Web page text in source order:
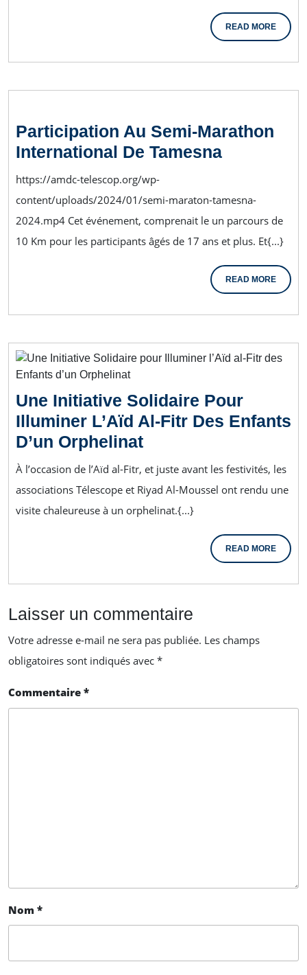
READ MORE
Participation Au Semi-Marathon
International De Tamesna
https://amdc-telescop.org/wp-
content/uploads/2024/01/semi-maraton-tamesna-
2024.mp4 Cet événement, comprenait le un parcours de
10 Km pour les participants âgés de 17 ans et plus. Et{...}
READ MORE
Une Initiative Solidaire Pour
Illuminer L’Aïd Al-Fitr Des Enfants
D’un Orphelinat
À l’occasion de l’Aïd al-Fitr, et juste avant les festivités, les
associations Télescope et Riyad Al-Moussel ont rendu une
visite chaleureuse à un orphelinat.{...}
READ MORE
Laisser un commentaire
Votre adresse e-mail ne sera pas publiée. Les champs
obligatoires sont indiqués avec *
Commentaire *
Nom *